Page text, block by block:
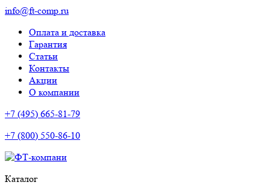
info@ft-comp.ru
Оплата и доставка
Гарантия
Статьи
Контакты
Акции
О компании
+7 (495) 665-81-79
+7 (800) 550-86-10
Каталог